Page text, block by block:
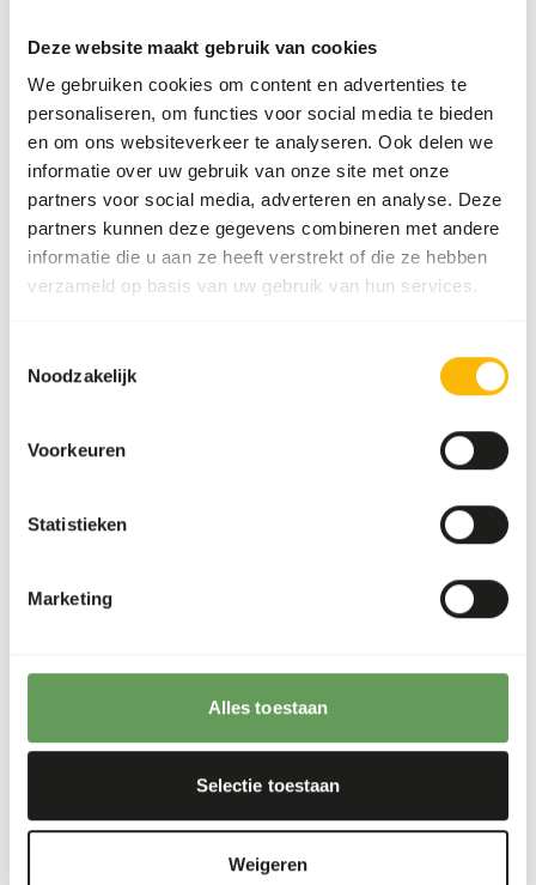
Deze website maakt gebruik van cookies
We gebruiken cookies om content en advertenties te
personaliseren, om functies voor social media te bieden
en om ons websiteverkeer te analyseren. Ook delen we
informatie over uw gebruik van onze site met onze
partners voor social media, adverteren en analyse. Deze
partners kunnen deze gegevens combineren met andere
informatie die u aan ze heeft verstrekt of die ze hebben
verzameld op basis van uw gebruik van hun services.
Noodzakelijk
Voorkeuren
Statistieken
Marketing
Alles toestaan
Selectie toestaan
Weigeren
Over dit product
Knaagdier - rat is een complete brok van 12 mm, geschikt
die gelijk zijn aan de natuurlijke situatie • Voor extra
gezonde en sterke dieren • Ook te gebruiken in
wordt gefokt. En ook voor gerbils en hamsters.
Productsheet
Geef dagelijks vers voer, maar niet meer dan ze op kunnen.
prima om regelmatig kleine stukjes dierlijke producten te
geven, zoals stukjes kaas. Geef dagelijks vers water.
Ook interessant
GA785